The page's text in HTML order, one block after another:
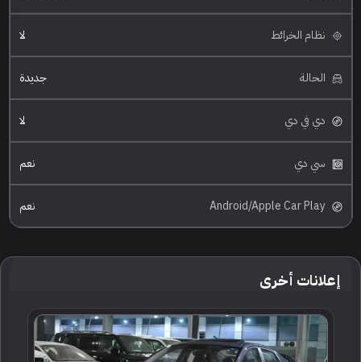
نظام الخرائط لا
الحالة جديدة
دي في دي لا
سي دي نعم
Android/Apple Car Play نعم
إعلانات أخرى